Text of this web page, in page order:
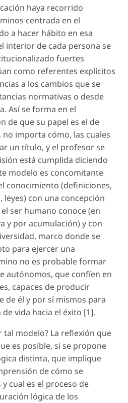
haya recorrido
centrada en el
a hacer hábito en esa
interior de cada persona se
fuertes
como referentes explícitos
a los cambios que se
normativas o desde
Así se forma en el
de que su papel es el de
importa cómo, las cuales
un título, y el profesor se
está cumplida diciendo
modelo es concomitante
conocimiento (definiciones,
con una concepción
ser humano conoce (en
y por acumulación) y con
marco donde se
para ejercer una
no es probable formar
autónomos, que confíen en
capaces de producir
de él y por sí mismos para
vida hacia el éxito [1].
modelo? La reflexión que
es posible, si se propone
distinta, que implique
de cómo se
cual es el proceso de
lógica de los